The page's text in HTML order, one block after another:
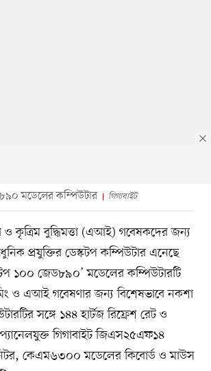
মডেলের কম্পিউটার গিগাবাইট
ও কৃত্রিম বুদ্ধিমত্তা (এআই) গবেষকদের জন্য
প্রযুক্তির ডেস্কটপ কম্পিউটার এনেছে
১০০ জেড৮৯০’ মডেলের কম্পিউটারটি
ও এআই গবেষণার জন্য বিশেষভাবে নকশা
সঙ্গে ১৪৪ হার্টজ রিফ্রেশ রেট ও
গিগাবাইট জিএস২৫এফ১৪
কেএম৬৩০০ মডেলের কিবোর্ড ও মাউস